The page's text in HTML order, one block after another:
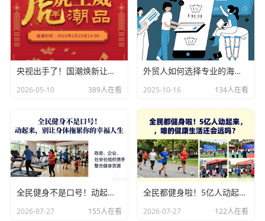
央视出手了！国潮焕新让非遗炸场，这才是文化强国该有的排面
2026-05-10 389人在看
外贸人如何选择专业的海关数据公司？
2025-10-16 134人在看
全民健身不是口号！动起来，别让身体拖累你的幸福人生
2026-07-27 155人在看
全民都健身啦！5亿人动起来，咱的健康生活还会远吗？
2026-07-27 122人在看